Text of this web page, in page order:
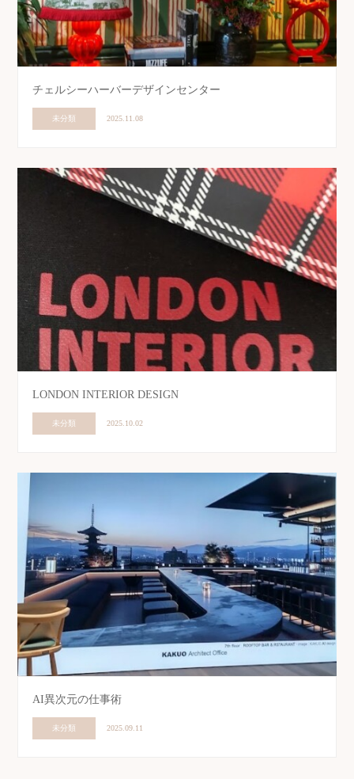
チェルシーハーバーデザインセンター
未分類 2025.11.08
LONDON INTERIOR DESIGN
未分類 2025.10.02
AI異次元の仕事術
未分類 2025.09.11